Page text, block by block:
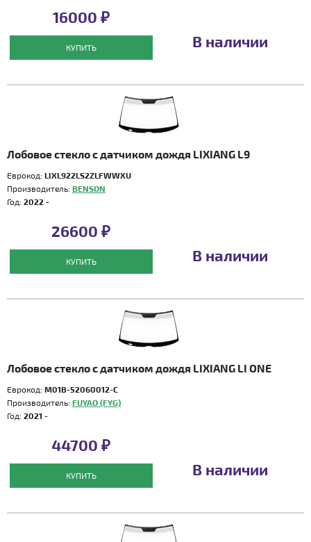
16000 ₽
КУПИТЬ В наличии
Лобовое стекло с датчиком дождя LIXIANG L9
Еврокод: LIXL922LS2ZLFWWXU
Производитель: BENSON
Год: 2022 -
26600 ₽
КУПИТЬ В наличии
Лобовое стекло с датчиком дождя LIXIANG LI ONE
Еврокод: M01B-52060012-C
Производитель: FUYAO (FYG)
Год: 2021 -
44700 ₽
КУПИТЬ В наличии